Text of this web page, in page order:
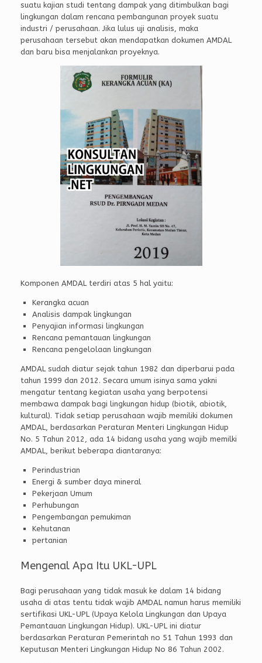
suatu kajian studi tentang dampak yang ditimbulkan bagi
lingkungan dalam rencana pembangunan proyek suatu
industri / perusahaan. Jika lulus uji analisis, maka
perusahaan tersebut akan mendapatkan dokumen AMDAL
dan baru bisa menjalankan proyeknya.
Komponen AMDAL terdiri atas 5 hal yaitu:
Kerangka acuan
Analisis dampak lingkungan
Penyajian informasi lingkungan
Rencana pemantauan lingkungan
Rencana pengelolaan lingkungan
AMDAL sudah diatur sejak tahun 1982 dan diperbarui pada
tahun 1999 dan 2012. Secara umum isinya sama yakni
mengatur tentang kegiatan usaha yang berpotensi
membawa dampak bagi lingkungan hidup (biotik, abiotik,
kultural). Tidak setiap perusahaan wajib memiliki dokumen
AMDAL, berdasarkan Peraturan Menteri Lingkungan Hidup
No. 5 Tahun 2012, ada 14 bidang usaha yang wajib memilki
AMDAL, berikut beberapa diantaranya:
Perindustrian
Energi & sumber daya mineral
Pekerjaan Umum
Perhubungan
Pengembangan pemukiman
Kehutanan
pertanian
Mengenal Apa Itu UKL-UPL
Bagi perusahaan yang tidak masuk ke dalam 14 bidang
usaha di atas tentu tidak wajib AMDAL namun harus memiliki
sertifikasi UKL-UPL (Upaya Kelola Lingkungan dan Upaya
Pemantauan Lingkungan Hidup). UKL-UPL ini diatur
berdasarkan Peraturan Pemerintah no 51 Tahun 1993 dan
Keputusan Menteri Lingkungan Hidup No 86 Tahun 2002.